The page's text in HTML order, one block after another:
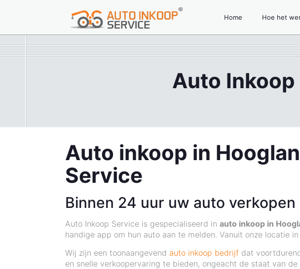
Home Hoe het
Auto
Auto inkoop in
Service
Binnen 24 uur uw auto verkopen
Auto Inkoop Service is gespecialiseerd inauto inkoop in
handige app om hun auto aan te melden. Vanuit onze locatie
Wij zijn een toonaangevend auto inkoop bedrijf dat
en snelle verkoopervaring te bieden, ongeacht de staat van de